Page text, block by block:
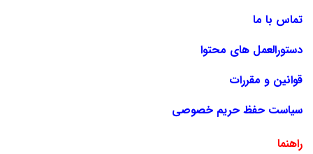
تماس با ما
دستورالعمل های محتوا
قوانین و مقررات
سیاست حفظ حریم خصوصی
راهنما